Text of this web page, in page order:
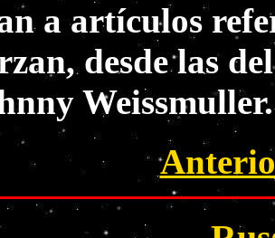
a artículos
desde las
Weissmuller.